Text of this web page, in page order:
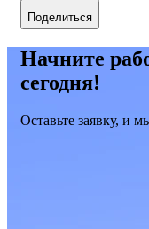
Поделиться
Начните
сегодня!
Оставьте заявку, и